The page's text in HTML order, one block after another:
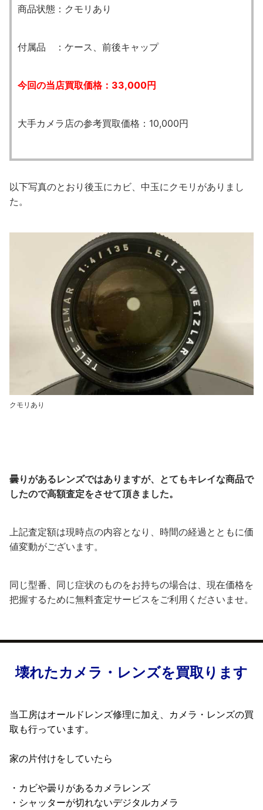
商品状態：クモリあり
付属品 ：ケース、前後キャップ
今回の当店買取価格：33,000円
大手カメラ店の参考買取価格：10,000円
以下写真のとおり後玉にカビ、中玉にクモリがありまし
た。
クモリあり
曇りがあるレンズではありますが、とてもキレイな商品で
したので高額査定をさせて頂きました。
上記査定額は現時点の内容となり、時間の経過とともに価
値変動がございます。
同じ型番、同じ症状のものをお持ちの場合は、現在価格を
把握するために無料査定サービスをご利用くださいませ。
壊れたカメラ・レンズを買取ります
当工房はオールドレンズ修理に加え、カメラ・レンズの買
取も行っています。
家の片付けをしていたら
・カビや曇りがあるカメラレンズ
・シャッターが切れないデジタルカメラ